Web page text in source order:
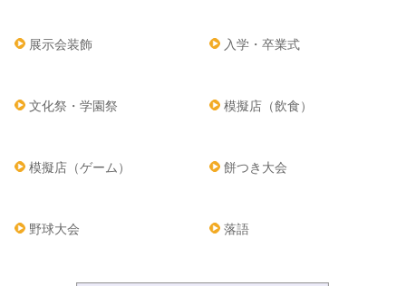
展示会装飾 入学・卒業式
文化祭・学園祭 模擬店（飲食）
模擬店（ゲーム） 餅つき大会
野球大会 落語